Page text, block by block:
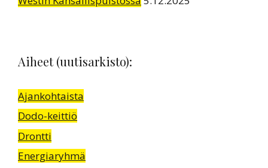
Aiheet (uutisarkisto):
Ajankohtaista
Dodo-keittiö
Drontti
Energiaryhmä